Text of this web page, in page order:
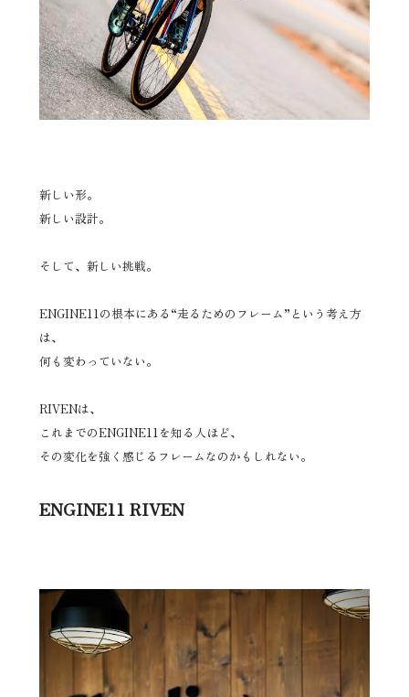
新しい形。
新しい設計。
そして、新しい挑戦。
ENGINE11の根本にある“走るためのフレーム”という考え方
は、
何も変わっていない。
RIVENは、
これまでのENGINE11を知る人ほど、
その変化を強く感じるフレームなのかもしれない。
ENGINE11 RIVEN